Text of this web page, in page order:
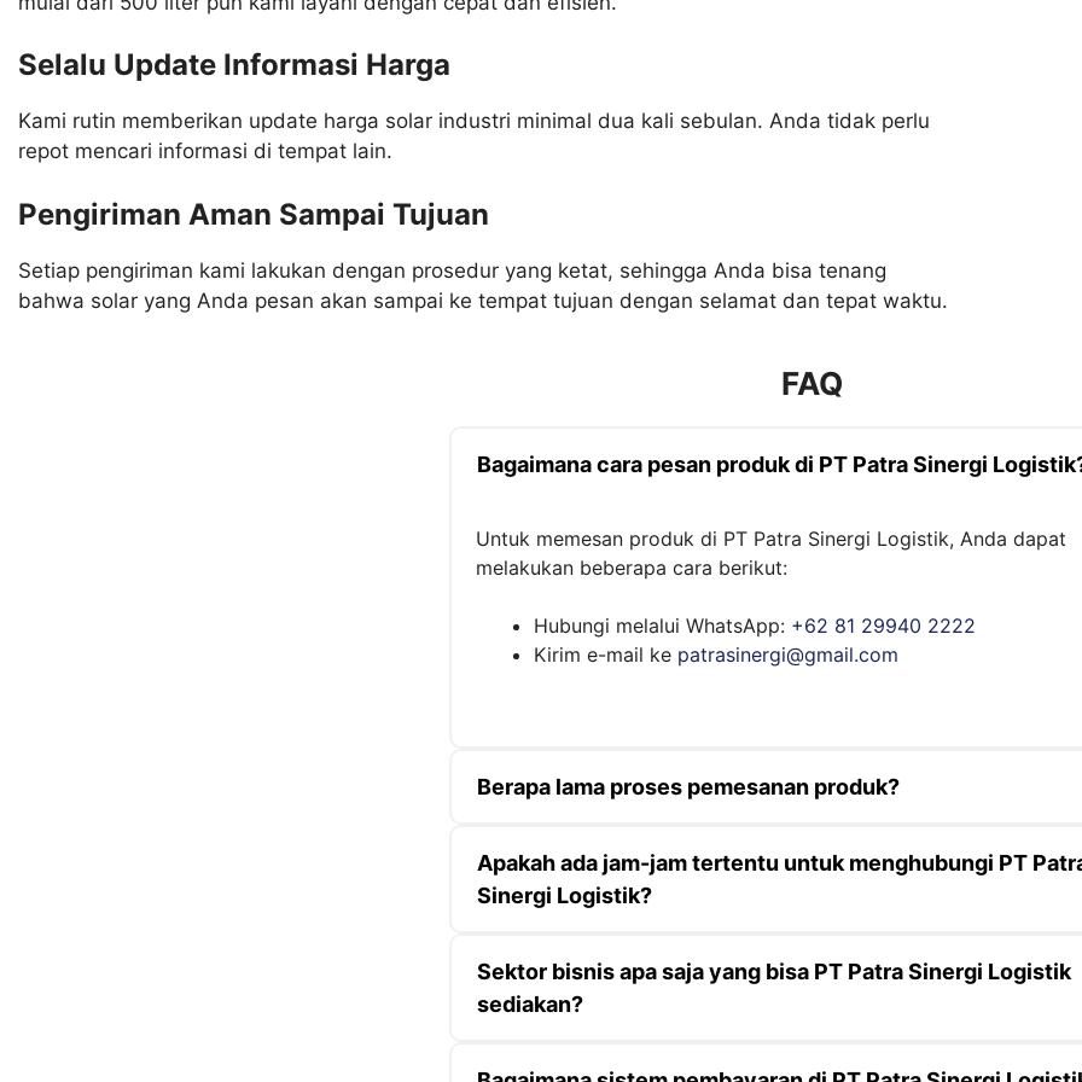
Selalu Update Informasi Harga
Kami rutin memberikan update harga solar industri minimal dua kali sebulan. Anda tidak perlu
repot mencari informasi di tempat lain.
Pengiriman Aman Sampai Tujuan
Setiap pengiriman kami lakukan dengan prosedur yang ketat, sehingga Anda bisa tenang
bahwa solar yang Anda pesan akan sampai ke tempat tujuan dengan selamat dan tepat waktu.
FAQ
Bagaimana cara pesan produk di PT Patra Sinergi
Untuk memesan produk di PT Patra Sinergi Logistik, Anda dapat
melakukan beberapa cara berikut:
Hubungi melalui WhatsApp: +62 81 29940 2222
Kirim e-mail ke patrasinergi@gmail.com
Berapa lama proses pemesanan produk?
Apakah ada jam-jam tertentu untuk menghubungi PT
Sinergi Logistik?
Sektor bisnis apa saja yang bisa PT Patra Sinergi Logistik
sediakan?